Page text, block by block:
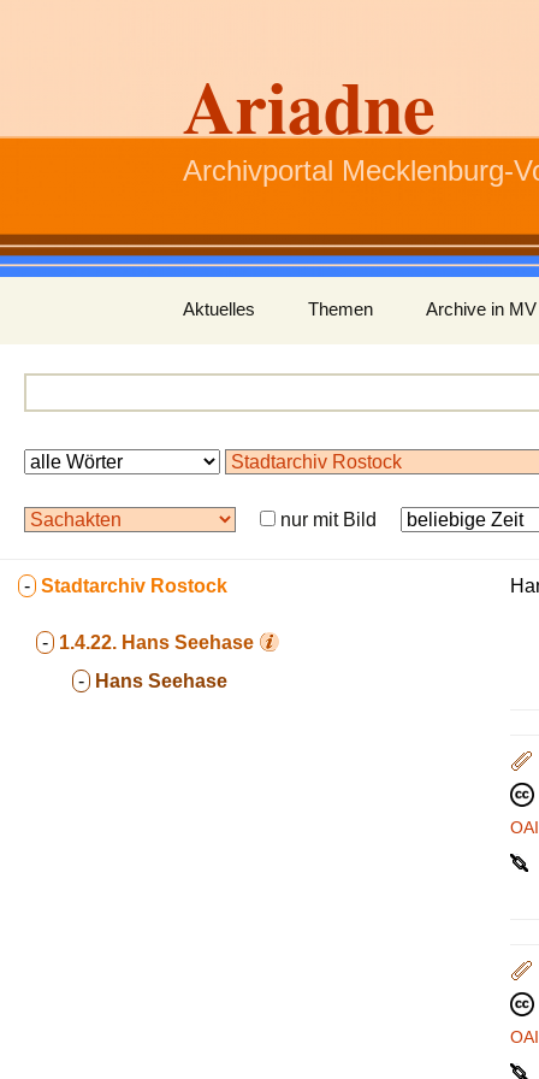
Ariadne
Archivportal Mecklenburg-
Inhalt
springen
Aktuelles Themen Archive in MV
nur mit Bild
- Stadtarchiv Rostock
- 1.4.22. Hans Seehase
- Hans Seehase